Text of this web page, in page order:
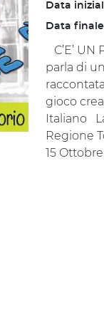
Data
Data
C’E’
parla di
gioco
Italiano
Regione
15